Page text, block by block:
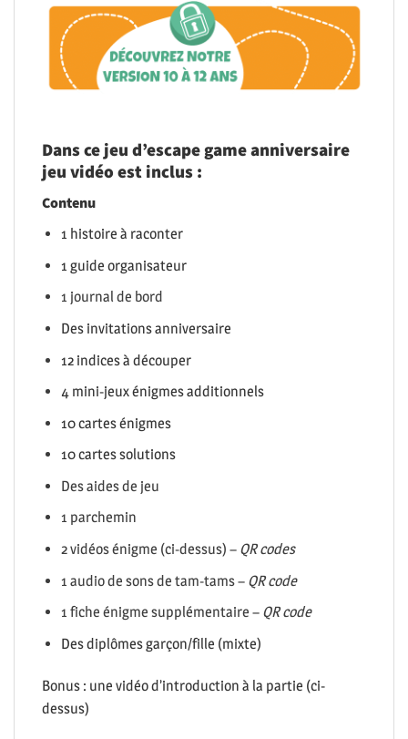
Dans ce jeu d’escape game anniversaire
jeu vidéo est inclus :
Contenu
1 histoire à raconter
1 guide organisateur
1 journal de bord
Des invitations anniversaire
12 indices à découper
4 mini-jeux énigmes additionnels
10 cartes énigmes
10 cartes solutions
Des aides de jeu
1 parchemin
2 vidéos énigme (ci-dessus) – QR codes
1 audio de sons de tam-tams – QR code
1 fiche énigme supplémentaire – QR code
Des diplômes garçon/fille (mixte)
Bonus : une vidéo d’introduction à la partie (ci-
dessus)